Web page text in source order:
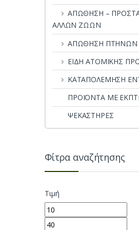
ΑΠΩΘΗΣΗ –
ΑΛΛΩΝ ΖΩΩΝ
ΑΠΩΘΗΣΗ ΠΤΗΝΩΝ
ΕΙΔΗ ΑΤΟΜΙΚΗΣ
ΚΑΤΑΠΟΛΕΜΗΣΗ
ΠΡΟΪΟΝΤΑ ΜΕ
ΨΕΚΑΣΤΗΡΕΣ
Φίτρα αναζήτησης
Τιμή
Ελάχιστη τιμή
Μέγιστη τιμή